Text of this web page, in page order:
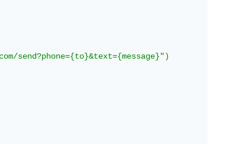
send?phone={to}&text={message}")